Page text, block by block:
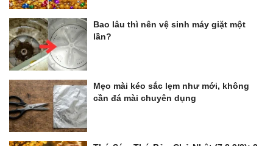
Bao lâu thì nên vệ sinh máy giặt một
lần?
Mẹo mài kéo sắc lẹm như mới, không
cần đá mài chuyên dụng